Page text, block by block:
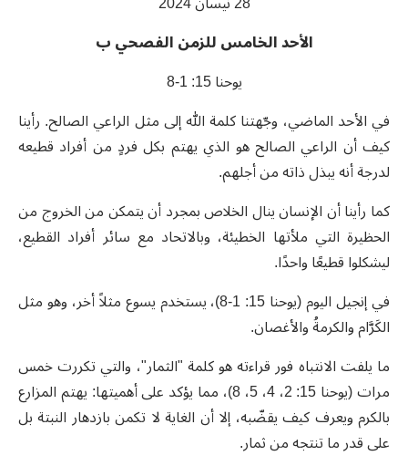
الأحد الخامس للزمن الفصحي ب
يوحنا 15: 1-8
في الأحد الماضي، وجّهتنا كلمة الله إلى مثل الراعي الصالح. رأينا
كيف أن الراعي الصالح هو الذي يهتم بكل فردٍ من أفراد قطيعه
لدرجة أنه يبذل ذاته من أجلهم.
كما رأينا أن الإنسان ينال الخلاص بمجرد أن يتمكن من الخروج من
الحظيرة التي ملأتها الخطيئة، وبالاتحاد مع سائر أفراد القطيع،
ليشكلوا قطيعًا واحدًا.
في إنجيل اليوم (يوحنا 15: 1-8)، يستخدم يسوع مثلاً أخر، وهو مثل
الكَرَّام والكرمةُ والأغصان.
ما يلفت الانتباه فور قراءته هو كلمة "الثمار"، والتي تكررت خمس
مرات (يوحنا 15: 2، 4، 5، 8)، مما يؤكد على أهميتها: يهتم المزارع
بالكرم ويعرف كيف يقضّبه، إلا أن الغاية لا تكمن بازدهار النبتة بل
على قدر ما تنتجه من ثمار.